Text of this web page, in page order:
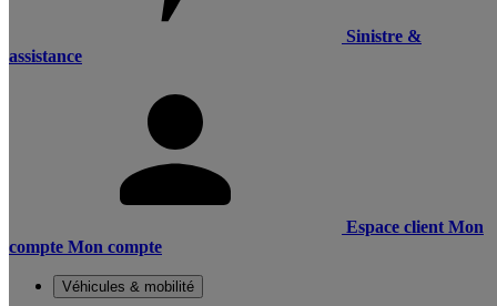
Sinistre &
assistance
Espace client Mon
compte Mon compte
Véhicules & mobilité